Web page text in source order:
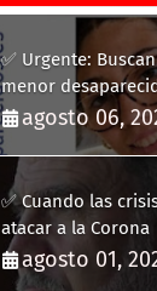
✅ Urgente: Buscan
menor
del Pinatar
agosto 06,
✅ Cuando las
atacar a la Corona
agosto 01,